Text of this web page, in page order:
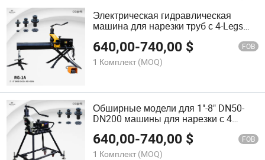
Электрическая гидравлическая
машина для нарезки труб с 4-Legs
роликом для нарезки
640,00-740,00 $ FOB
1 Комплект (MOQ)
Обширные модели для 1"-8" DN50-
DN200 машины для нарезки с 4
подставкой для колес портативного
роликового нарезчика
640,00-740,00 $ FOB
1 Комплект (MOQ)